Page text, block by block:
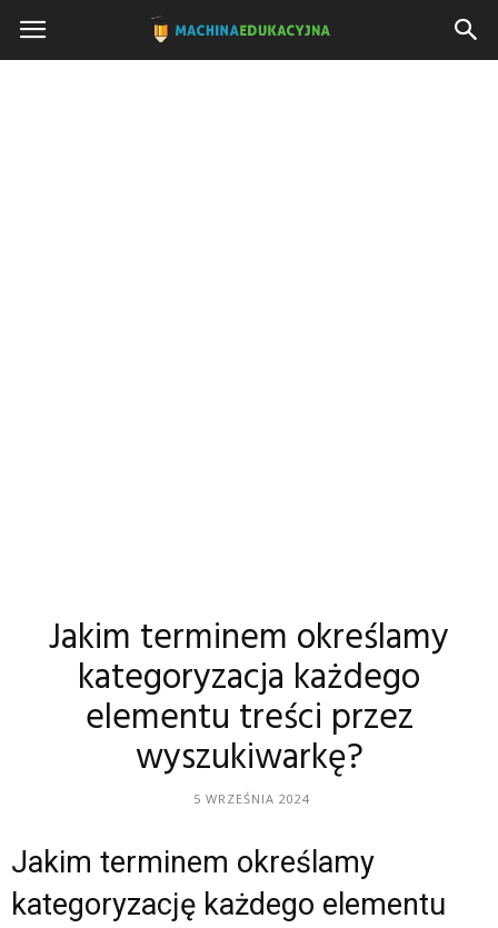
Machinaedukacyjna.pl
Jakim terminem określamy
kategoryzacja każdego
elementu treści przez
wyszukiwarkę?
5 WRZEŚNIA 2024
Jakim terminem określamy
kategoryzację każdego elementu